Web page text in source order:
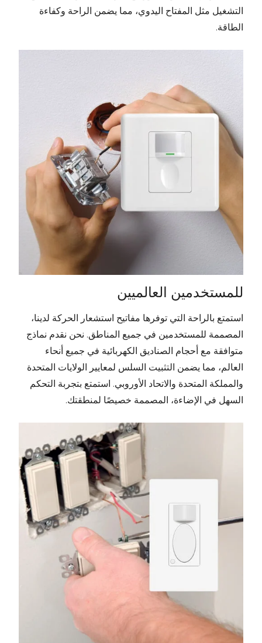
التشغيل مثل المفتاح اليدوي، مما يضمن الراحة وكفاءة
الطاقة.
للمستخدمين العالميين
استمتع بالراحة التي توفرها مفاتيح استشعار الحركة لدينا،
المصممة للمستخدمين في جميع المناطق. نحن نقدم نماذج
متوافقة مع أحجام الصناديق الكهربائية في جميع أنحاء
العالم، مما يضمن التثبيت السلس لمعايير الولايات المتحدة
والمملكة المتحدة والاتحاد الأوروبي. استمتع بتجربة التحكم
السهل في الإضاءة، المصممة خصيصًا لمنطقتك.